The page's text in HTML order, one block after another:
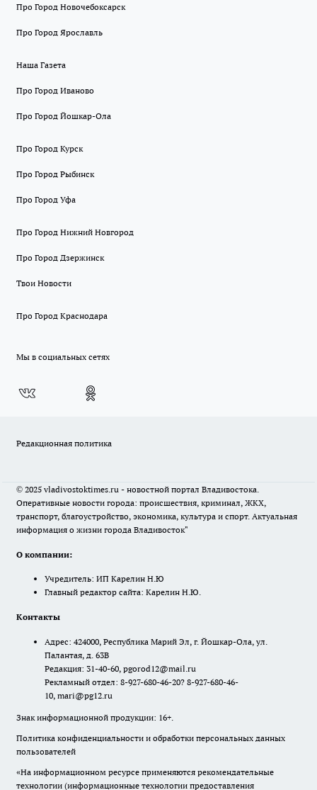
Про Город Новочебоксарск
Про Город Ярославль
Наша Газета
Про Город Иваново
Про Город Йошкар-Ола
Про Город Курск
Про Город Рыбинск
Про Город Уфа
Про Город Нижний Новгород
Про Город Дзержинск
Твои Новости
Про Город Краснодара
Мы в социальных сетях
Редакционная политика
© 2025 vladivostoktimes.ru - новостной портал Владивостока.
Оперативные новости города: происшествия, криминал, ЖКХ,
транспорт, благоустройство, экономика, культура и спорт. Актуальная
информация о жизни города Владивосток"
О компании:
Учредитель: ИП Карелин Н.Ю
Главный редактор сайта: Карелин Н.Ю.
Контакты
Адрес: 424000, Республика Марий Эл, г. Йошкар-Ола, ул.
Палантая, д. 63В
Редакция: 31-40-60, pgorod12@mail.ru
Рекламный отдел: 8-927-680-46-20? 8-927-680-46-
10, mari@pg12.ru
Знак информационной продукции: 16+.
Политика конфиденциальности и обработки персональных данных
пользователей
«На информационном ресурсе применяются рекомендательные
технологии (информационные технологии предоставления